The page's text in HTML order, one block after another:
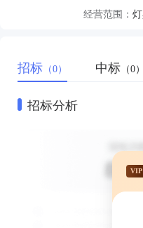
经营范围：
招标 （0） 中标 （0）
招标分析
VIP